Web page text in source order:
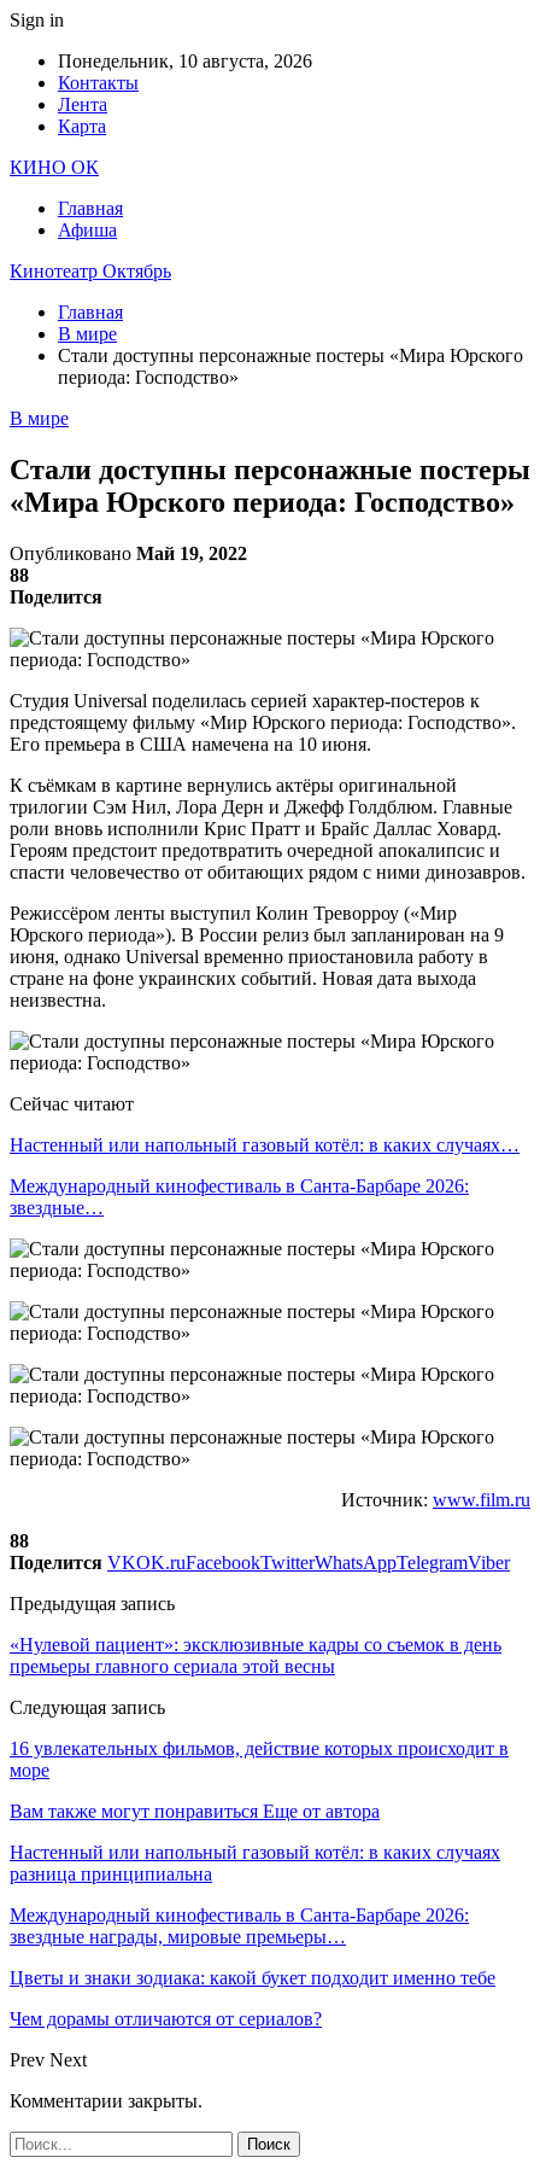
Sign in
Понедельник, 10 августа, 2026
Контакты
Лента
Карта
КИНО ОК
Главная
Афиша
Кинотеатр Октябрь
Главная
В мире
Стали доступны персонажные постеры «Мира Юрского
периода: Господство»
В мире
Стали доступны персонажные постеры
«Мира Юрского периода: Господство»
Опубликовано Май 19, 2022
88
Поделится
Студия Universal поделилась серией характер-постеров к
предстоящему фильму «Мир Юрского периода: Господство».
Его премьера в США намечена на 10 июня.
К съёмкам в картине вернулись актёры оригинальной
трилогии Сэм Нил, Лора Дерн и Джефф Голдблюм. Главные
роли вновь исполнили Крис Пратт и Брайс Даллас Ховард.
Героям предстоит предотвратить очередной апокалипсис и
спасти человечество от обитающих рядом с ними динозавров.
Режиссёром ленты выступил Колин Треворроу («Мир
Юрского периода»). В России релиз был запланирован на 9
июня, однако Universal временно приостановила работу в
стране на фоне украинских событий. Новая дата выхода
неизвестна.
Сейчас читают
Настенный или напольный газовый котёл: в каких случаях…
Международный кинофестиваль в Санта-Барбаре 2026:
звездные…
Источник: www.film.ru
88
Поделится VKOK.ruFacebookTwitterWhatsAppTelegramViber
Предыдущая запись
«Нулевой пациент»: эксклюзивные кадры со съемок в день
премьеры главного сериала этой весны
Следующая запись
16 увлекательных фильмов, действие которых происходит в
море
Вам также могут понравиться Еще от автора
Настенный или напольный газовый котёл: в каких случаях
разница принципиальна
Международный кинофестиваль в Санта-Барбаре 2026:
звездные награды, мировые премьеры…
Цветы и знаки зодиака: какой букет подходит именно тебе
Чем дорамы отличаются от сериалов?
Prev Next
Комментарии закрыты.